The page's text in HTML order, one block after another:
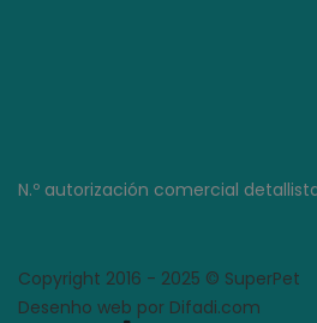
N.º autorización comercial
Copyright 2016 - 2025 © SuperPet
Desenho web por Difadi.com